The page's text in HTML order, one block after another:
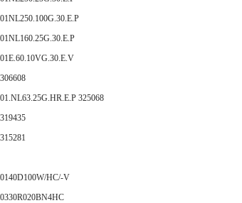
01NL250.100G.30.E.P
01NL160.25G.30.E.P
01E.60.10VG.30.E.V
306608
01.NL63.25G.HR.E.P 325068
319435
315281
0140D100W/HC/-V
0330R020BN4HC